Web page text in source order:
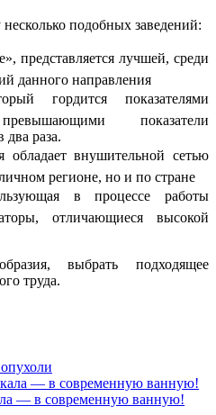
подобных заведений:
представляется лучшей, среди
данного направления
гордится показателями
превышающими показатели
раза.
обладает внушительной сетью
регионе, но и по стране
в процессе работы
отличающиеся высокой
выбрать подходящее
труда.
— в современную ванную!